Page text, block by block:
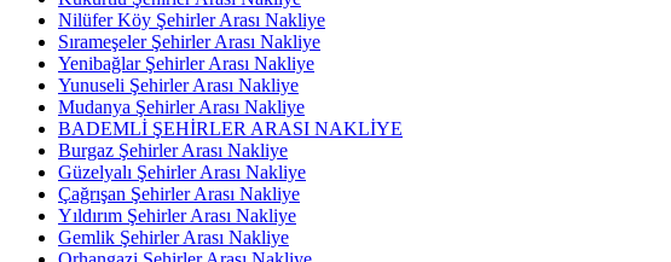
Nilüfer Köy Şehirler Arası Nakliye
Sırameşeler Şehirler Arası Nakliye
Yenibağlar Şehirler Arası Nakliye
Yunuseli Şehirler Arası Nakliye
Mudanya Şehirler Arası Nakliye
BADEMLİ ŞEHİRLER ARASI NAKLİYE
Burgaz Şehirler Arası Nakliye
Güzelyalı Şehirler Arası Nakliye
Çağrışan Şehirler Arası Nakliye
Yıldırım Şehirler Arası Nakliye
Gemlik Şehirler Arası Nakliye